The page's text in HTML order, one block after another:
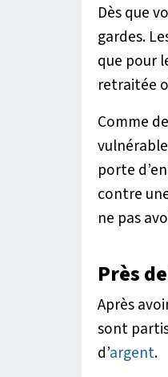
Dès que
gardes.
que pour
retraitée
Comme
porte
contre
ne pas
Près
Après
sont
d’argent.